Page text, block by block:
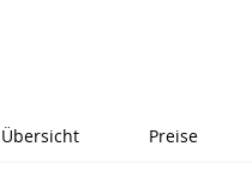
Übersicht Preise